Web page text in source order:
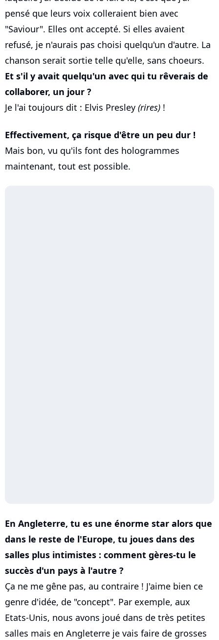
pensé que leurs voix colleraient bien avec
"Saviour". Elles ont accepté. Si elles avaient
refusé, je n'aurais pas choisi quelqu'un d'autre. La
chanson serait sortie telle qu'elle, sans choeurs.
Et s'il y avait quelqu'un avec qui tu rêverais de
collaborer, un jour ?
Je l'ai toujours dit : Elvis Presley (rires) !
Effectivement, ça risque d'être un peu dur !
Mais bon, vu qu'ils font des hologrammes
maintenant, tout est possible.
En Angleterre, tu es une énorme star alors que
dans le reste de l'Europe, tu joues dans des
salles plus intimistes : comment gères-tu le
succès d'un pays à l'autre ?
Ça ne me gêne pas, au contraire ! J'aime bien ce
genre d'idée, de "concept". Par exemple, aux
Etats-Unis, nous avons joué dans de très petites
salles mais en Angleterre je vais faire de grosses